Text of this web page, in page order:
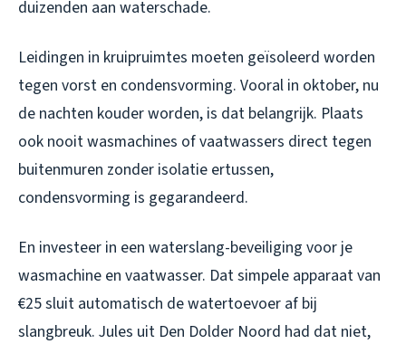
duizenden aan waterschade.
Leidingen in kruipruimtes moeten geïsoleerd worden
tegen vorst en condensvorming. Vooral in oktober, nu
de nachten kouder worden, is dat belangrijk. Plaats
ook nooit wasmachines of vaatwassers direct tegen
buitenmuren zonder isolatie ertussen,
condensvorming is gegarandeerd.
En investeer in een waterslang-beveiliging voor je
wasmachine en vaatwasser. Dat simpele apparaat van
€25 sluit automatisch de watertoevoer af bij
slangbreuk. Jules uit Den Dolder Noord had dat niet,